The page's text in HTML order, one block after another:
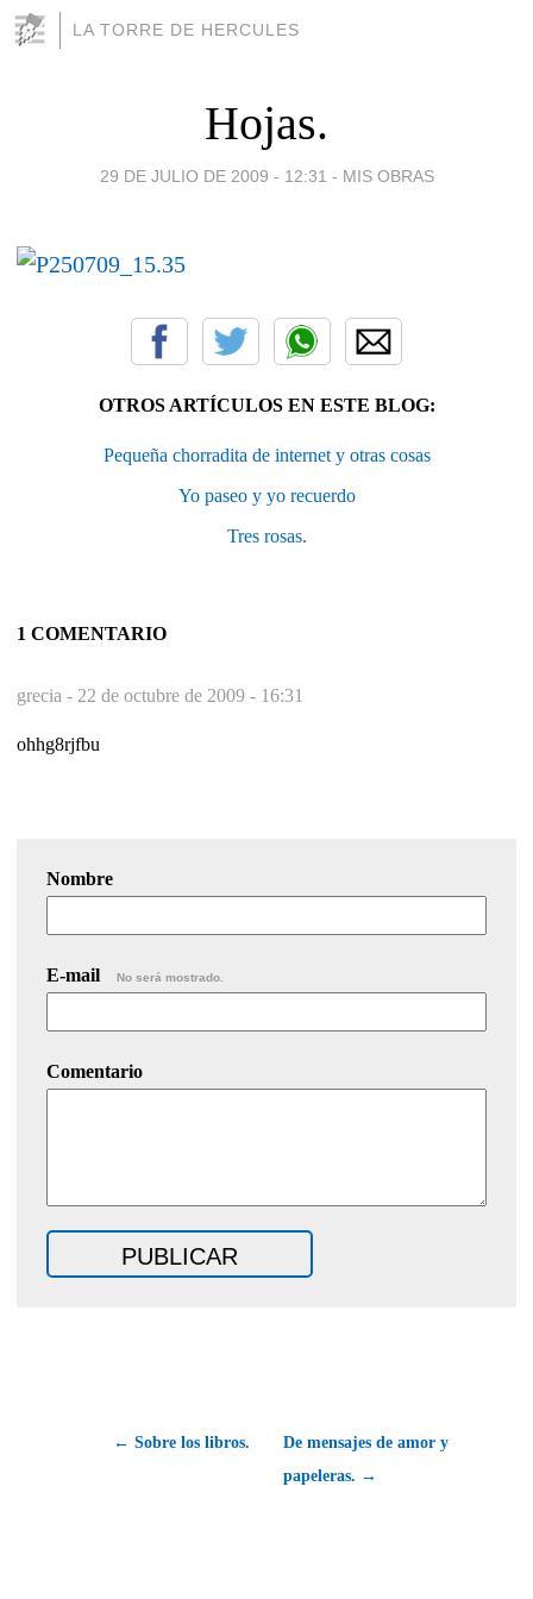
LA TORRE DE HERCULES
Hojas.
29 DE JULIO DE 2009 - 12:31 - MIS OBRAS
OTROS ARTÍCULOS EN ESTE BLOG:
Pequeña chorradita de internet y otras cosas
Yo paseo y yo recuerdo
Tres rosas.
1 COMENTARIO
grecia - 22 de octubre de 2009 - 16:31
ohhg8rjfbu
Nombre
E-mail No será mostrado.
Comentario
← Sobre los libros.
De mensajes de amor y
papeleras. →